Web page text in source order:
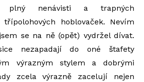
plný nenávisti a trapných
třípolohových hoblovaček. Nevím
se na ně (opět) vydržel dívat.
nezapadají do oné štafety
výrazným stylem a dobrými
zcela výrazně zacelují nejen